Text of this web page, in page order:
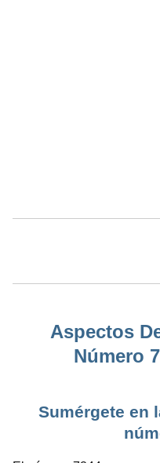
Aspectos
Número
Sumérgete en